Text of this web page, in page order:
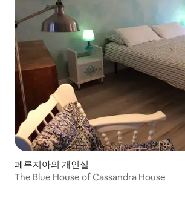
페루지아의 개인실
The Blue House of Cassandra House